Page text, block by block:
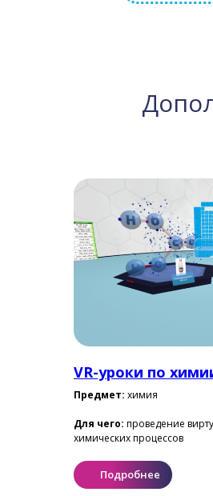
VR-уроки по
Предмет: химия
Для чего: проведение
химических процессов
Подробнее